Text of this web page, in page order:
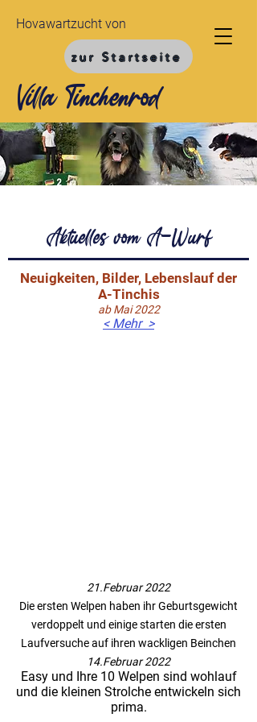
Hovawartzucht von
zur Startseite
Villa Tinchenrod
Aktuelles vom A-Wurf
Neuigkeiten, Bilder, Lebenslauf der
A-Tinchis
ab Mai 2022
< Mehr >
21.Februar 2022
Die ersten Welpen haben ihr Geburtsgewicht
verdoppelt und einige starten die ersten
Laufversuche auf ihren wackligen Beinchen
14.Februar 2022
Easy und Ihre 10 Welpen sind wohlauf
und die kleinen Strolche entwickeln sich
prima.